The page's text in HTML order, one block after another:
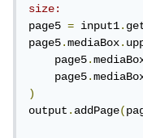
size:
page5 = input1.
page5.mediaBox.
    page5
.
    page5
.
)
output.addPage(